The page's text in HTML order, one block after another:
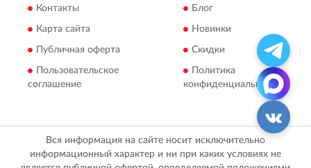
Контакты
Карта сайта
Публичная оферта
Пользовательское
соглашение
Блог
Новинки
Скидки
Политика
конфиденциальности
Вся информация на сайте носит исключительно
информационный характер и ни при каких условиях не